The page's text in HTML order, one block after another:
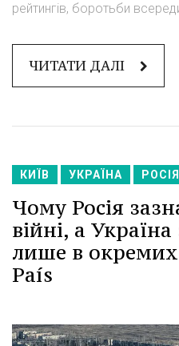
рейтингів, боротьби
ЧИТАТИ ДАЛІ
КИЇВ УКРАЇНА РОСІЯ
Чому Росія
війні, а
лише в
País